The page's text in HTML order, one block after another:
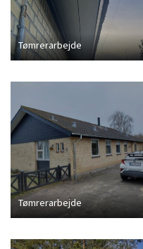
Tømrerarbejde
Tømrerarbejde